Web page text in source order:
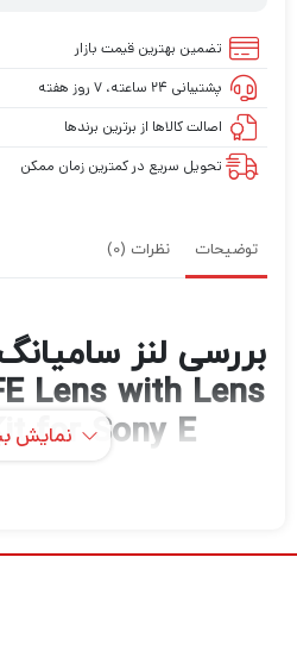
تضمین بهترین قیمت بازار
پشتیبانی ۲۴ ساعته، ۷ روز هفته
اصالت کالاها از برترین برندها
تحویل سریع در کمترین زمان ممکن
توضیحات نظرات (0)
Lens with Lens
for Sony E
نمایش